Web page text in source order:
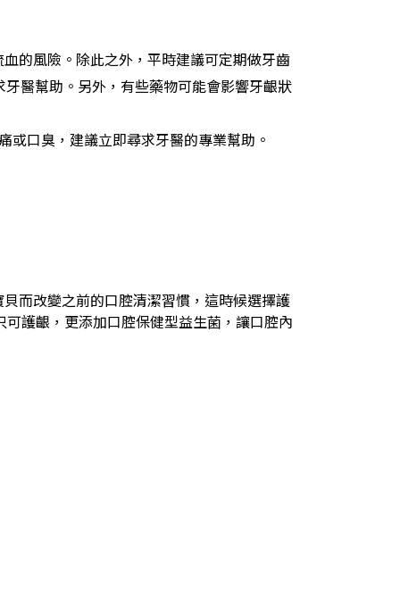
的風險。除此之外，平時建議可定期做牙齒
醫幫助。另外，有些藥物可能會影響牙齦狀
口臭，建議立即尋求牙醫的專業幫助。
而改變之前的口腔清潔習慣，這時候選擇護
護齦，更添加口腔保健型益生菌，讓口腔內